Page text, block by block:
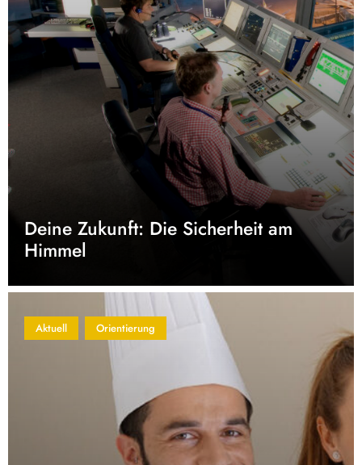
Deine Zukunft: Die Sicherheit am
Himmel
Aktuell Orientierung